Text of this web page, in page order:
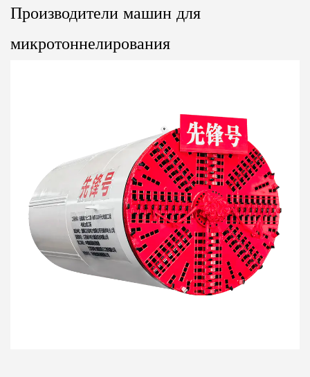
Производители машин для
микротоннелирования